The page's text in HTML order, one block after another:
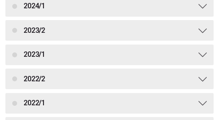
2024/1
2023/2
2023/1
2022/2
2022/1